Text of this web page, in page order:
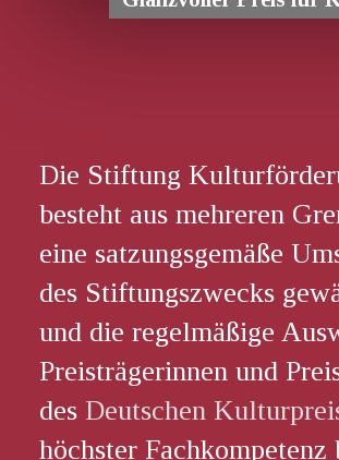
Die Stiftung
besteht aus mehreren
eine satzungsgemäße
des Stiftungszwecks
und die regelmäßige
Preisträgerinnen und
des Deutschen
höchster Fachkompetenz